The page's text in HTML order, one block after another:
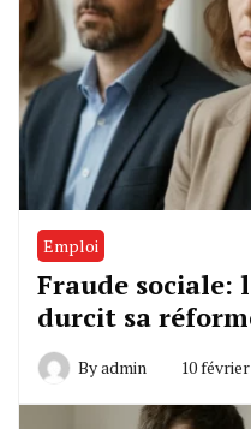
Emploi
Fraude sociale:
durcit sa
Byadmin 10